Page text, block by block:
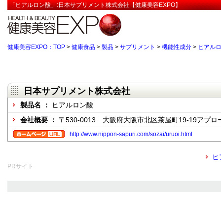
「ヒアルロン酸」:日本サプリメント株式会社【健康美容EXPO】
健康美容EXPO：TOP > 健康食品 > 製品 > サプリメント > 機能性成分 > ヒアル
日本サプリメント株式会社
製品名 ：
ヒアルロン酸
会社概要 ： 〒530-0013 大阪府大阪市北区茶屋町19-19アプロ
http://www.nippon-sapuri.com/sozai/uruoi.html
PRサイト